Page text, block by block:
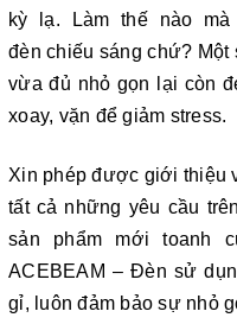
kỳ lạ. Làm thế nào
đèn chiếu sáng chứ? Một
vừa đủ nhỏ gọn lại còn
xoay, vặn để giảm stress.
Xin phép được giới thiệu
tất cả những yêu cầu
sản phẩm mới toanh
ACEBEAM – Đèn sử
gỉ, luôn đảm bảo sự nhỏ